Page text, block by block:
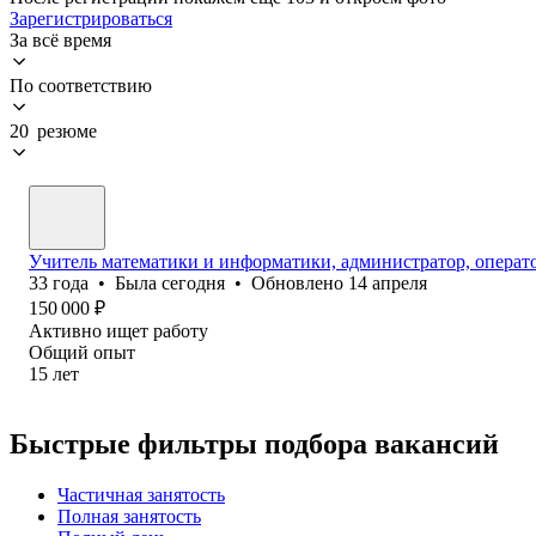
Зарегистрироваться
За всё время
По соответствию
20 резюме
Учитель математики и информатики, администратор,
33 года • Была сегодня • Обновлено 14 апреля
150 000 ₽
Активно ищет работу
Общий опыт
15 лет
Быстрые фильтры подбора вакансий
Частичная занятость
Полная занятость